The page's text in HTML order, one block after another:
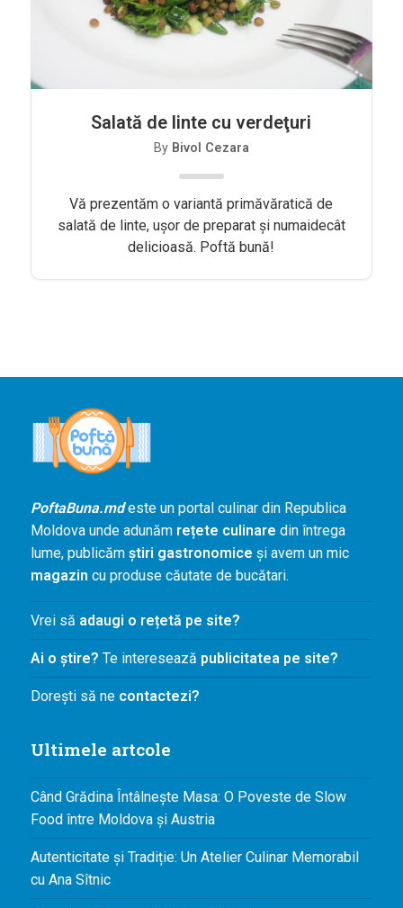
Revistă
Gastronomie
Agenda și
Evenimente
Salată de linte cu verdeţuri
By Bivol Cezara
Vă prezentăm o variantă primăvăratică de
salată de linte, uşor de preparat şi numaidecât
delicioasă. Poftă bună!
PoftaBuna.mdeste un portal culinar din Republica
Moldova unde adunăm rețete culinare din întrega
lume, publicăm știri gastronomice și avem un mic
magazin cu produse căutate de bucătari.
Vrei să adaugi o rețetă pe site?
Ai o știre? Te interesează publicitatea pe site?
Dorești să necontactezi?
Ultimele artcole
Când Grădina Întâlnește Masa: O Poveste de Slow
Food între Moldova și Austria
Autenticitate și Tradiție: Un Atelier Culinar Memorabil
cu Ana Sîtnic